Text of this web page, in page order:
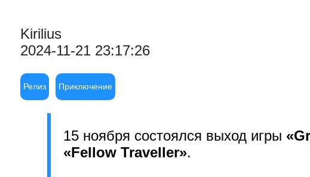
Kirilius
2024-11-21 23:17:26
Релиз Приключение
15 ноября состоялся выход игры
«Fellow Traveller».